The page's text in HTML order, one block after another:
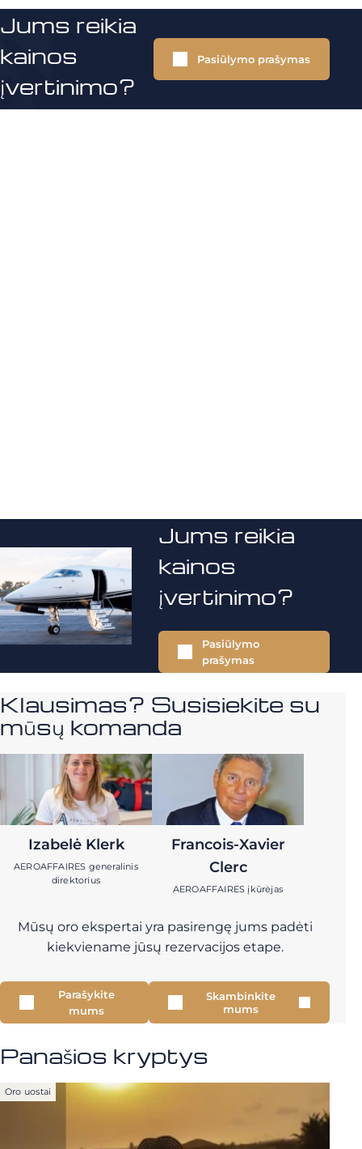
Jums reikia
kainos
įvertinimo?
Pasiūlymo prašymas
Jums reikia
kainos
įvertinimo?
Pasiūlymo
prašymas
Klausimas? Susisiekite su
mūsų komanda
Izabelė Klerk
AEROAFFAIRES generalinis
direktorius
Francois-Xavier
Clerc
AEROAFFAIRES įkūrėjas
Mūsų oro ekspertai yra pasirengę jums padėti
kiekviename jūsų rezervacijos etape.
Parašykite
mums
Skambinkite
mums
Panašios kryptys
Oro uostai